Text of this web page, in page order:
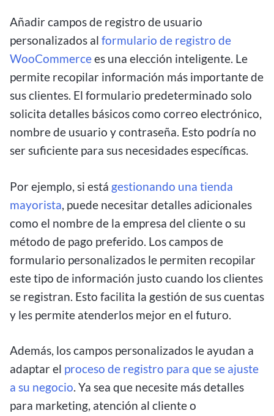
Añadir campos de registro de usuario
personalizados al formulario de registro de
WooCommercees una elección inteligente. Le
permite recopilar información más importante de
sus clientes. El formulario predeterminado solo
solicita detalles básicos como correo electrónico,
nombre de usuario y contraseña. Esto podría no
ser suficiente para sus necesidades específicas.
Por ejemplo, si está gestionando una tienda
mayorista, puede necesitar detalles adicionales
como el nombre de la empresa del cliente o su
método de pago preferido. Los campos de
formulario personalizados le permiten recopilar
este tipo de información justo cuando los clientes
se registran. Esto facilita la gestión de sus cuentas
y les permite atenderlos mejor en el futuro.
Además, los campos personalizados le ayudan a
adaptar el proceso de registro para que se ajuste
a su negocio. Ya sea que necesite más detalles
para marketing, atención al cliente o